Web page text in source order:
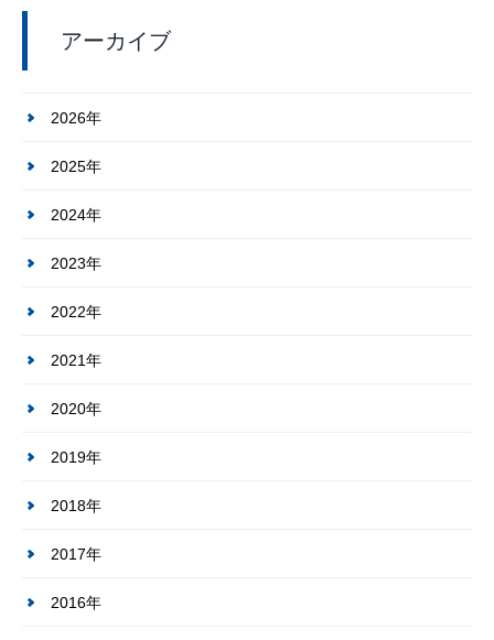
アーカイブ
2026年
2025年
2024年
2023年
2022年
2021年
2020年
2019年
2018年
2017年
2016年